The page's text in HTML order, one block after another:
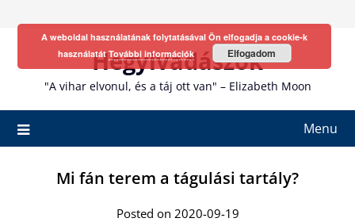
Hegyivadászok
"A vihar elvonul, és a táj ott van" – Elizabeth Moon
Menu
Mi fán terem a tágulási tartály?
Posted on 2020-09-19
A weboldal használatának folytatásával Ön elfogadja a cookie-k
használatátTovábbi információk Elfogadom